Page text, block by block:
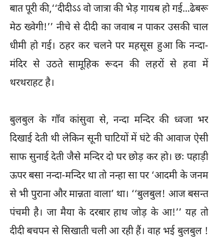
बात पूरी की,‘‘दीदीऽऽ वो जात्रा की भेड़ गायब हो गई...ढेबरू
मेठ ख्वेगी!’’ नीचे से दीदी का जवाब न पाकर उसकी चाल
धीमी हो गई। ठहर कर चलने पर महसूस हुआ कि नन्दा-
मंदिर से उठते सामूहिक रूदन की लहरों से हवा में
थरथराहट है।
बुलबुल के गाँव कांसुवा से, नन्दा मन्दिर की ध्वजा भर
दिखाई देती थी लेकिन सूनी घाटियों में घंटे की आवाज ऐसी
साफ सुनाई देती जैसे मन्दिर दो घर छोड़ कर हो। छः पहाड़ी
ऊपर बसा नन्दा-मन्दिर था तो नन्हा सा पर ‘आदमी के जनम
से भी पुराना और मान्नता वाला’ था। ‘‘बुलबुल! आज बसन्त
पंचमी है। जा मैया के दरबार हाथ जोड़ के आ!’’ यह तो
दीदी बचपन से सिखाती चली आ रही हैं। वाह भई बुलबुल !